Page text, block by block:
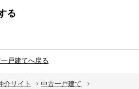
る
戸建てへ戻る
介サイト
中古一戸建て